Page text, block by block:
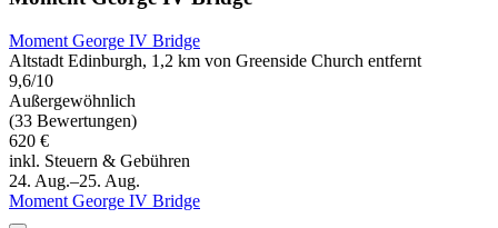
Moment George IV Bridge
Altstadt Edinburgh, 1,2 km von Greenside Church entfernt
9,6/10
Außergewöhnlich
(33 Bewertungen)
620 €
inkl. Steuern & Gebühren
24. Aug.–25. Aug.
Moment George IV Bridge